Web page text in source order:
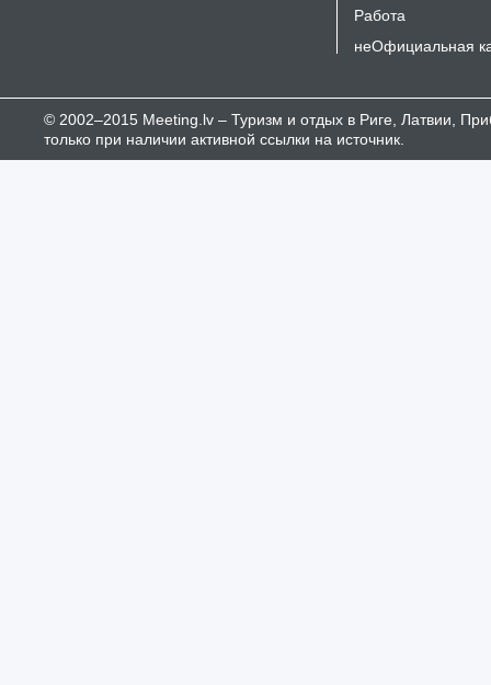
Работа
неОфициальная
© 2002–2015 Meeting.lv – Туризм и отдых в Риге, Латвии,
только при наличии активной ссылки на источник.